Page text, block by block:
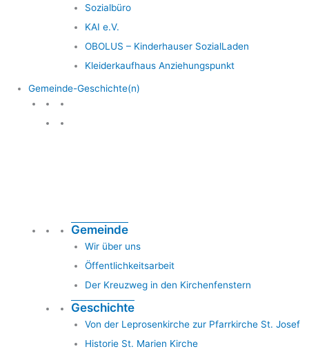
Sozialbüro
KAI e.V.
OBOLUS – Kinderhauser SozialLaden
Kleiderkaufhaus Anziehungspunkt
Gemeinde-Geschichte(n)
Gemeinde
Wir über uns
Öffentlichkeitsarbeit
Der Kreuzweg in den Kirchenfenstern
Geschichte
Von der Leprosenkirche zur Pfarrkirche St. Josef
Historie St. Marien Kirche